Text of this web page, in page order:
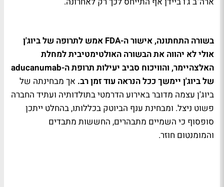
בשורה התחתונה, אישור ה-FDA אמש לתרופה של ביוג'ן
אולי לא יהווה את הבשורה האולטימטיבית למחלת
האלצהיימר, והוויכוח סביב יעילות תרופת ה-aducanumab
של ביוג'ן יימשך ככל הנראה עוד זמן רב. אך מבחינתה של
ביוג'ן עצמה מדובר באירוע הדרמטי בתולדותיה ועתיד החברה
פשוט ניצל. ומבחינת ענף הביוטק בכללותו, בהחלט ייתכן
סופסוף כי השמיים מתבהרים, החששות מתבדים
והמומנטום חוזר.